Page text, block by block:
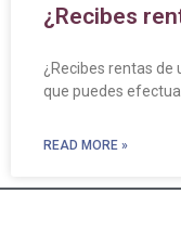
¿Recibes
¿Recibes rentas de
que puedes
READ MORE »